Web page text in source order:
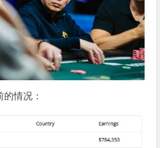
情况：